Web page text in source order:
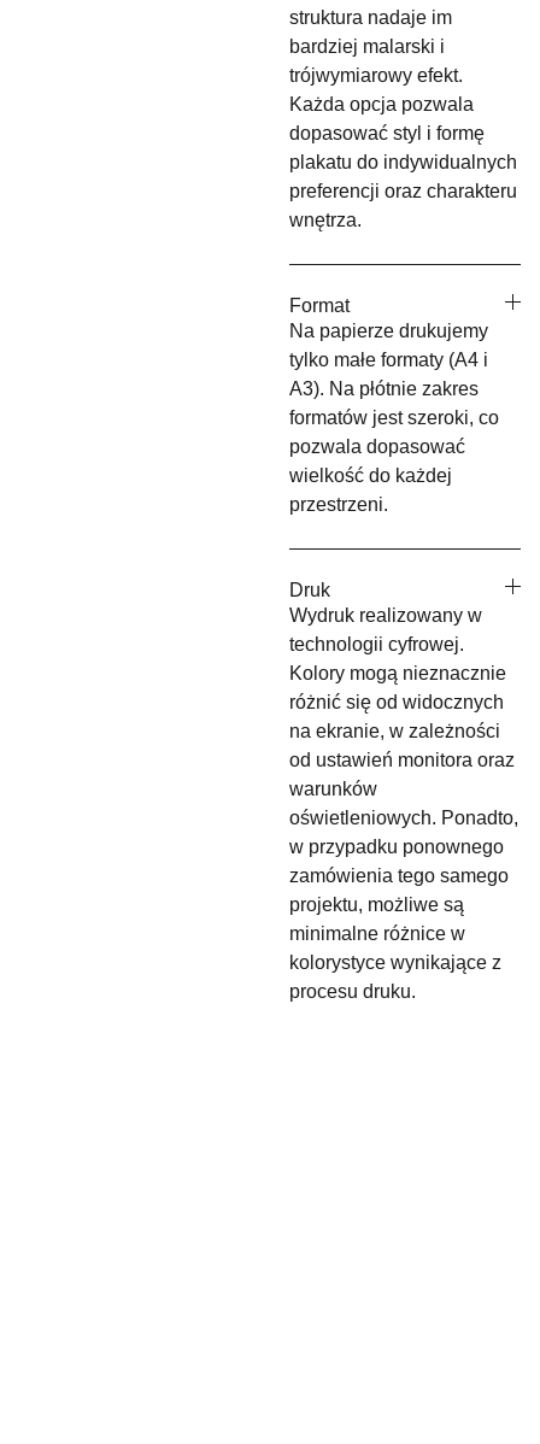
struktura nadaje im
bardziej malarski i
trójwymiarowy efekt.
Każda opcja pozwala
dopasować styl i formę
plakatu do indywidualnych
preferencji oraz charakteru
wnętrza.
Format
Na papierze drukujemy
tylko małe formaty (A4 i
A3). Na płótnie zakres
formatów jest szeroki, co
pozwala dopasować
wielkość do każdej
przestrzeni.
Druk
Wydruk realizowany w
technologii cyfrowej.
Kolory mogą nieznacznie
różnić się od widocznych
na ekranie, w zależności
od ustawień monitora oraz
warunków
oświetleniowych. Ponadto,
w przypadku ponownego
zamówienia tego samego
projektu, możliwe są
minimalne różnice w
kolorystyce wynikające z
procesu druku.